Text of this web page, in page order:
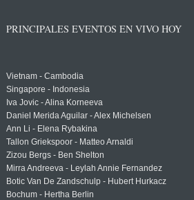
PRINCIPALES EVENTOS EN VIVO HOY
Vietnam - Cambodia
Singapore - Indonesia
Iva Jovic - Alina Korneeva
Daniel Merida Aguilar - Alex Michelsen
Ann Li - Elena Rybakina
Tallon Griekspoor - Matteo Arnaldi
Zizou Bergs - Ben Shelton
Mirra Andreeva - Leylah Annie Fernandez
Botic Van De Zandschulp - Hubert Hurkacz
Bochum - Hertha Berlin